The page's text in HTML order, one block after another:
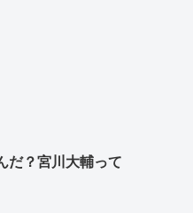
だ？宮川大輔って